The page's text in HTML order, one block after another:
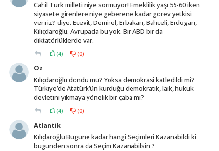
Cahil Türk milleti niye sormuyor! Emeklilik yaşı 55-60 iken
siyasete girenlere niye geberene kadar görev yetkisi
veririz? diye. Ecevit, Demirel, Erbakan, Bahceli, Erdogan,
Kılıçdaroğlu. Avrupada bu yok. Bir ABD bir da
diktatörlüklerde var.
(4) (0)
Öz
Kılıçdaroğlu döndü mü? Yoksa demokrasi katledildi mi?
Türkiye’de Atatürk’ün kurduğu demokratik, laik, hukuk
devletini yıkmaya yönelik bir çaba mı?
(4) (0)
Atlantik
Kılıçlaroğlu Bugüne kadar hangi Seçimleri Kazanabildi ki
bugünden sonra da Seçim Kazanabilsin ?